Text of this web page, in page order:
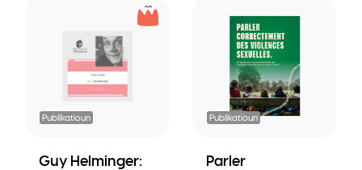
Publikatioun
Guy Helminger:
Publikatioun
Parler